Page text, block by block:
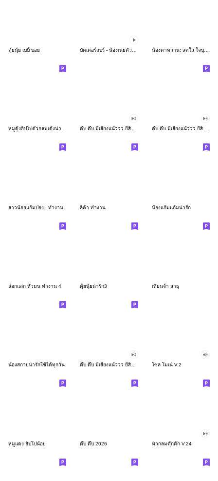
ตุ้ยนุ้ย เบบี้ บอย น้องตาหวาน: สดใส ใจบุญ (สีพาสเทล)
หมูดุ้งฮิปโปตัวกลมเด้งน่ารัก ดึ๊บ ดึ๊บ มีเสียงแน้ววว ยี่สิบเจ็ด ดึ๊บ ดึ๊บ มีเสียงแน้ววว ยี่สิบหก
สาวน้อยแก้มป่อง : ทำงาน ลิต้า ทำงาน น้องแก้มแก้มน่ารัก
ล่อกแล่ก หัวมน ทำงาน 4 ตุ้ยนุ้ยน่ารัก3 เทียนจ้า สาธุ
น้องสกายน่ารักใช้ได้ทุกวัน ดึ๊บ ดึ๊บ มีเสียงแน้ววว ยี่สิบสอง โซล โมเน่ V.2
หมูแดง ฮิปโปน้อย ดึ๊บ ดึ๊บ 2026 หัวกลมดุ๊กดิ๊ก V.24